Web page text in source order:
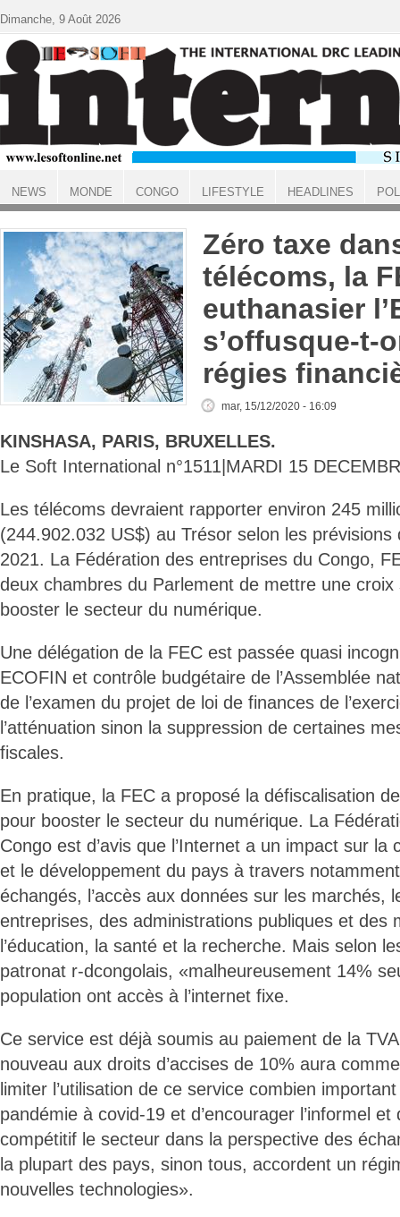
ACCUEIL
Zéro taxe
télécoms, la
euthanasier
s’offusque-t-
régies
mar, 15/12/2020 - 16:09
KINSHASA, PARIS, BRUXELLES.
Le Soft International n°1511|MARDI 15
Les télécoms devraient rapporter environ 245
(244.902.032 US$) au Trésor selon les prévisions
2021. La Fédération des entreprises du Congo,
deux chambres du Parlement de mettre une
booster le secteur du numérique.
Une délégation de la FEC est passée quasi
ECOFIN et contrôle budgétaire de l’Assemblée
de l’examen du projet de loi de finances de
l’atténuation sinon la suppression de certaines
fiscales.
En pratique, la FEC a proposé la défiscalisation
pour booster le secteur du numérique. La
Congo est d’avis que l’Internet a un impact sur la
et le développement du pays à travers
échangés, l’accès aux données sur les marchés,
entreprises, des administrations publiques et des
l’éducation, la santé et la recherche. Mais selon
patronat r-dcongolais, «malheureusement 14%
population ont accès à l’internet fixe.
Ce service est déjà soumis au paiement de la
nouveau aux droits d’accises de 10% aura
limiter l’utilisation de ce service combien
pandémie à covid-19 et d’encourager l’informel
compétitif le secteur dans la perspective des
la plupart des pays, sinon tous, accordent un
nouvelles technologies».
Dimanche, 9 Août 2026
NEWS MONDE CONGO LIFESTYLE HEADLINES